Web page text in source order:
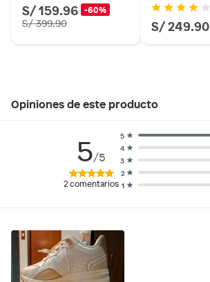
S/ 159.96 -60%
S/ 399.90 S/ 249.90
Opiniones de este producto
5/5
2comentarios 1
2
3
4
5